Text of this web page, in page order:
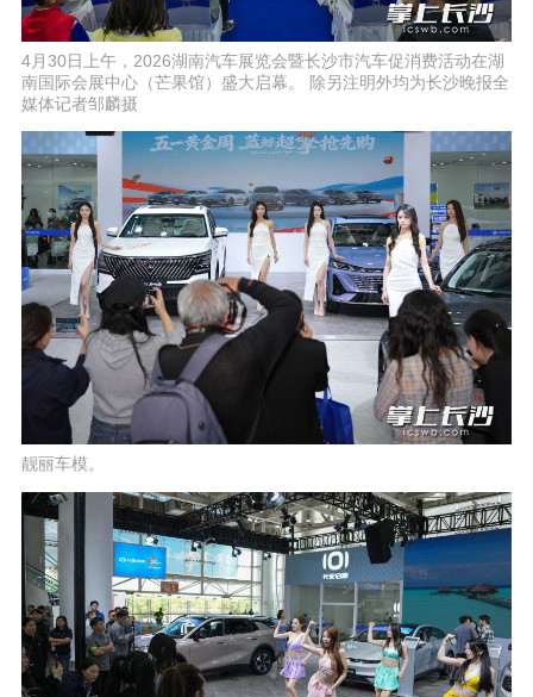
4月30日上午，2026湖南汽车展览会暨长沙市汽车促消费活动在湖
南国际会展中心（芒果馆）盛大启幕。 除另注明外均为长沙晚报全
媒体记者邹麟摄
靓丽车模。